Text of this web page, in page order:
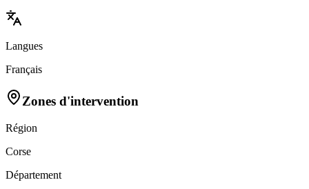
Langues
Français
Zones d'intervention
Région
Corse
Département